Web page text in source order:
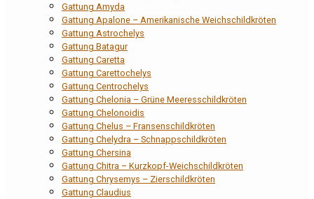
Gattung Amyda
Gattung Apalone – Amerikanische Weichschildkröten
Gattung Astrochelys
Gattung Batagur
Gattung Caretta
Gattung Carettochelys
Gattung Centrochelys
Gattung Chelonia – Grüne Meeresschildkröten
Gattung Chelonoidis
Gattung Chelus – Fransenschildkröten
Gattung Chelydra – Schnappschildkröten
Gattung Chersina
Gattung Chitra – Kurzkopf-Weichschildkröten
Gattung Chrysemys – Zierschildkröten
Gattung Claudius